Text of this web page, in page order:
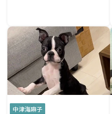
中津海麻子